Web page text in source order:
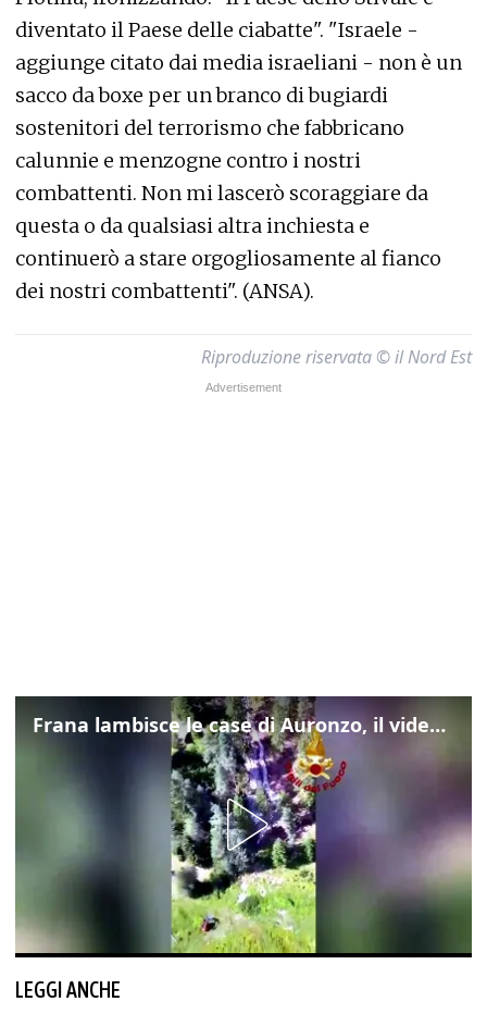
diventato il Paese delle ciabatte". "Israele -
aggiunge citato dai media israeliani - non è un
sacco da boxe per un branco di bugiardi
sostenitori del terrorismo che fabbricano
calunnie e menzogne contro i nostri
combattenti. Non mi lascerò scoraggiare da
questa o da qualsiasi altra inchiesta e
continuerò a stare orgogliosamente al fianco
dei nostri combattenti". (ANSA).
Riproduzione riservata © il Nord Est
Frana lambisce le case di Auronzo, il video dall'elicottero dei vigili del fuoco
LEGGI ANCHE